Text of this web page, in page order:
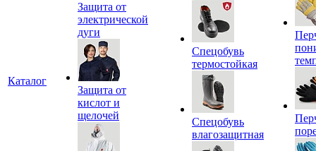
Каталог
Защита от
электрической
дуги
Защита от
кислот и
щелочей
Спецобувь
термостойкая
Спецобувь
влагозащитная